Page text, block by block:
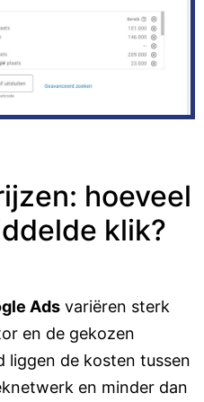
hoeveel
klik?
Ads variëren sterk
en de gekozen
liggen de kosten tussen
en minder dan